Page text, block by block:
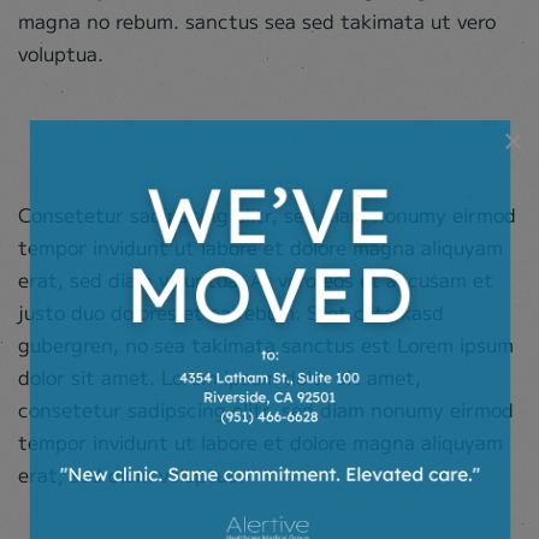
magna no rebum. sanctus sea sed takimata ut vero
voluptua.
Consetetur sadipscing elitr, sed diam nonumy eirmod
tempor invidunt ut labore et dolore magna aliquyam
erat, sed diam voluptua. At vero eos et accusam et
justo duo dolores et ea rebum. Stet clita kasd
gubergren, no sea takimata sanctus est Lorem ipsum
dolor sit amet. Lorem ipsum dolor sit amet,
consetetur sadipscing elitr, sed diam nonumy eirmod
tempor invidunt ut labore et dolore magna aliquyam
erat, sed diam voluptua.
×